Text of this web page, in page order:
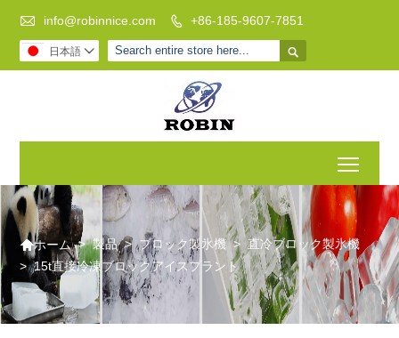
 info@robinnice.com  +86-185-9607-7851

日本語 
ホーム > 製品 > ブロック製氷機 > 直冷ブロック製氷機
> 15t直接冷凍ブロックアイスプラント